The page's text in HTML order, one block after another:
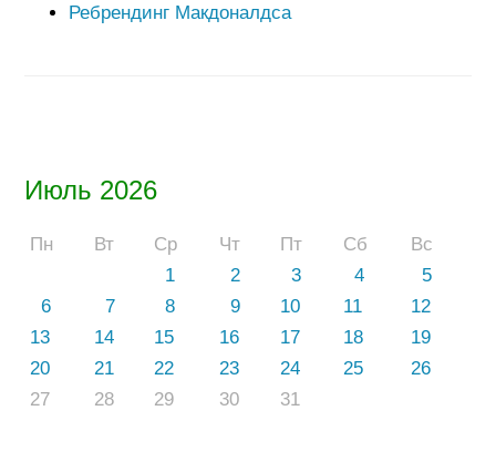
Июль 2026
Пн Вт Ср Чт Пт Сб
Вс
1
2 3 4
5
6
7 8 9 10 11
12
13
14 15 16 17 18
19
20
21 22 23 24 25
26
27
28 29 30 31
Ребрендинг Макдоналдса